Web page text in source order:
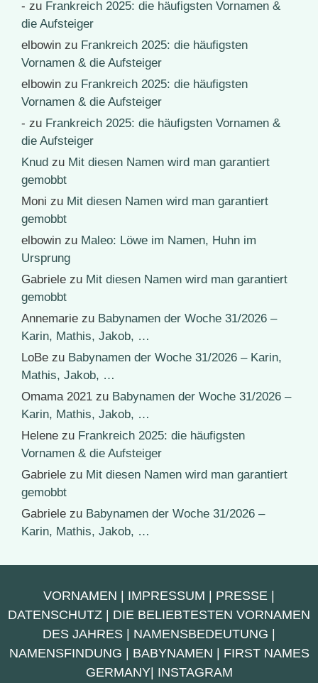
- zu Frankreich 2025: die häufigsten Vornamen &
die Aufsteiger
elbowin zu Frankreich 2025: die häufigsten
Vornamen & die Aufsteiger
elbowin zu Frankreich 2025: die häufigsten
Vornamen & die Aufsteiger
- zu Frankreich 2025: die häufigsten Vornamen &
die Aufsteiger
Knud zu Mit diesen Namen wird man garantiert
gemobbt
Moni zu Mit diesen Namen wird man garantiert
gemobbt
elbowin zu Maleo: Löwe im Namen, Huhn im
Ursprung
Gabriele zu Mit diesen Namen wird man garantiert
gemobbt
Annemarie zu Babynamen der Woche 31/2026 –
Karin, Mathis, Jakob, …
LoBe zu Babynamen der Woche 31/2026 – Karin,
Mathis, Jakob, …
Omama 2021 zu Babynamen der Woche 31/2026 –
Karin, Mathis, Jakob, …
Helene zu Frankreich 2025: die häufigsten
Vornamen & die Aufsteiger
Gabriele zu Mit diesen Namen wird man garantiert
gemobbt
Gabriele zu Babynamen der Woche 31/2026 –
Karin, Mathis, Jakob, …
VORNAMEN | IMPRESSUM | PRESSE |
DATENSCHUTZ | DIE BELIEBTESTEN VORNAMEN
DES JAHRES | NAMENSBEDEUTUNG |
NAMENSFINDUNG | BABYNAMEN | FIRST NAMES
GERMANY| INSTAGRAM